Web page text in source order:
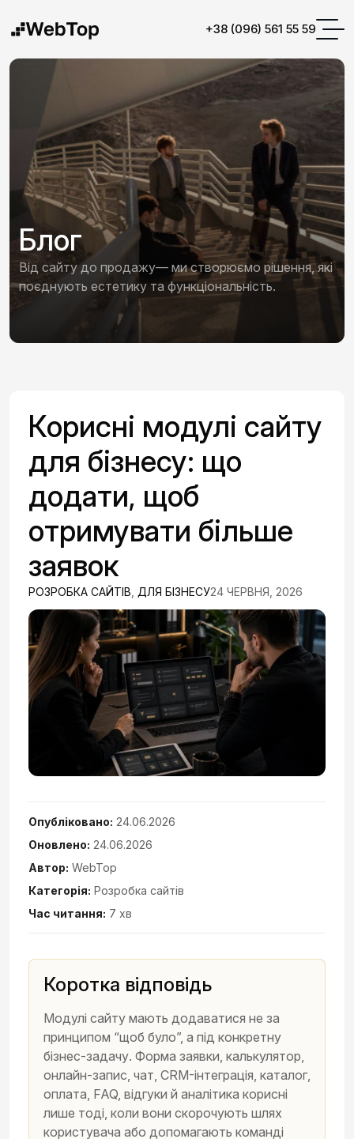
+38 (096) 561 55 59
Блог
Від сайту до продажу— ми створюємо рішення, які
поєднують естетику та функціональність.
Корисні модулі сайту
для бізнесу: що
додати, щоб
отримувати більше
заявок
РОЗРОБКА САЙТІВ ДЛЯ БІЗНЕСУ24 ЧЕРВНЯ, 2026
Опубліковано: 24.06.2026
Оновлено: 24.06.2026
Автор: WebTop
Категорія: Розробка сайтів
Час читання: 7 хв
Коротка відповідь
Модулі сайту мають додаватися не за
принципом “щоб було”, а під конкретну
бізнес-задачу. Форма заявки, калькулятор,
онлайн-запис, чат, CRM-інтеграція, каталог,
оплата, FAQ, відгуки й аналітика корисні
лише тоді, коли вони скорочують шлях
користувача або допомагають команді